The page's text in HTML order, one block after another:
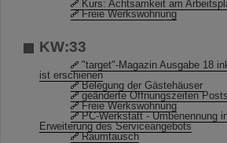
Kurs: Achtsamkeit am
Freie Werkswohnung
KW:33
"target"-Magazin Ausgabe 18
ist erschienen
Belegung der Gästehäuser
geänderte Öffnungszeiten
Freie Werkswohnung
PC-Werkstatt - Umbenennung
Erweiterung des Serviceangebots
Raumtausch